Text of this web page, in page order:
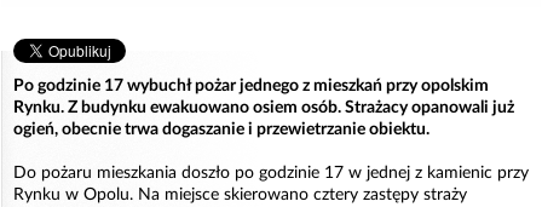
Po godzinie 17 wybuchł pożar jednego z mieszkań przy opolskim
Rynku. Z budynku ewakuowano osiem osób. Strażacy opanowali już
ogień, obecnie trwa dogaszanie i przewietrzanie obiektu.
Do pożaru mieszkania doszło po godzinie 17 w jednej z kamienic przy
Rynku w Opolu. Na miejsce skierowano cztery zastępy straży